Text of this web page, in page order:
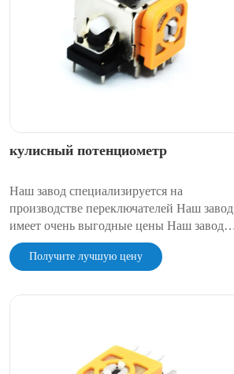
кулисный потенциометр
Наш завод специализируется на
производстве переключателей Наш завод
имеет очень выгодные цены Наш завод
имеет очень надежное качество
Получите лучшую цену